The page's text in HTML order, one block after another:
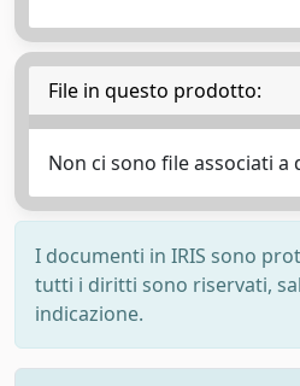
File in questo prodotto:
Non ci sono file associati
I documenti in IRIS sono
tutti i diritti sono riservati,
indicazione.